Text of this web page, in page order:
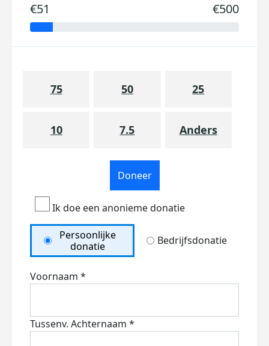
€51 €500
75 50 25
10 7.5 Anders
Doneer
Ik doe een anonieme donatie
Persoonlijke
donatie
Bedrijfsdonatie
Voornaam *
Tussenv. Achternaam *